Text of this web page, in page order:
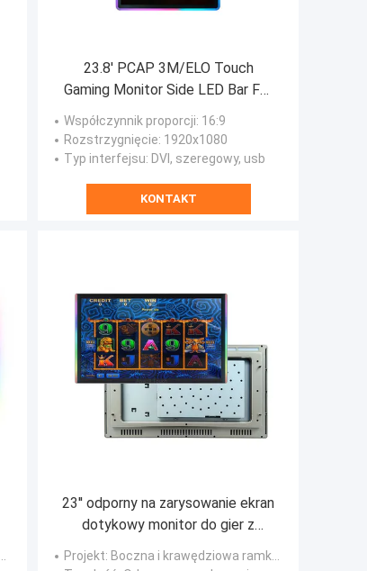
23.8' PCAP 3M/ELO Touch
Gaming Monitor Side LED Bar For
Slot Gaming
Współczynnik proporcji: 16:9
Rozstrzygnięcie: 1920x1080
Typ interfejsu: DVI, szeregowy, usb
KONTAKT
23'' odporny na zarysowanie ekran
dotykowy monitor do gier z
ozdobą LED z boku + krawędź dla
Projekt: Boczna i krawędziowa ramka LED